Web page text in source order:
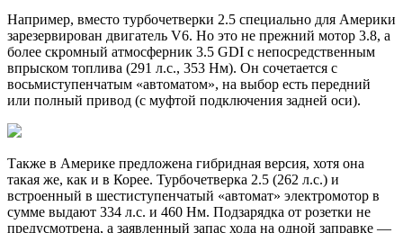
Например, вместо турбочетверки 2.5 специально для Америки
зарезервирован двигатель V6. Но это не прежний мотор 3.8, а
более скромный атмосферник 3.5 GDI с непосредственным
впрыском топлива (291 л.с., 353 Нм). Он сочетается с
восьмиступенчатым «автоматом», на выбор есть передний
или полный привод (с муфтой подключения задней оси).
Также в Америке предложена гибридная версия, хотя она
такая же, как и в Корее. Турбочетверка 2.5 (262 л.с.) и
встроенный в шестиступенчатый «автомат» электромотор в
сумме выдают 334 л.с. и 460 Нм. Подзарядка от розетки не
предусмотрена, а заявленный запас хода на одной заправке —